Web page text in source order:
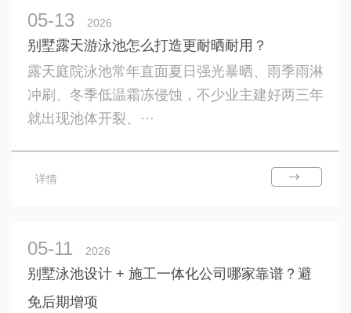
05-13 2026
别墅露天游泳池怎么打造更耐晒耐用？
露天庭院泳池常年直面夏日强光暴晒、雨季雨淋
冲刷、冬季低温霜冻侵蚀，不少业主建好两三年
就出现池体开裂、···
详情
05-11 2026
别墅泳池设计 + 施工一体化公司哪家靠谱？避
免后期增项